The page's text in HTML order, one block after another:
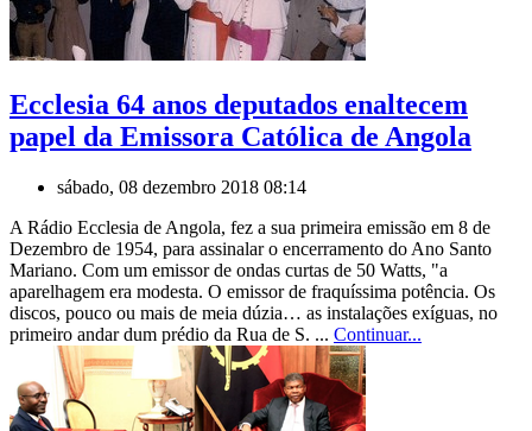
Ecclesia 64 anos deputados enaltecem
papel da Emissora Católica de Angola
sábado, 08 dezembro 2018 08:14
A Rádio Ecclesia de Angola, fez a sua primeira emissão em 8 de
Dezembro de 1954, para assinalar o encerramento do Ano Santo
Mariano. Com um emissor de ondas curtas de 50 Watts, "a
aparelhagem era modesta. O emissor de fraquíssima potência. Os
discos, pouco ou mais de meia dúzia… as instalações exíguas, no
primeiro andar dum prédio da Rua de S. ... Continuar...